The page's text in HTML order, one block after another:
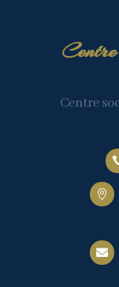
Centre

